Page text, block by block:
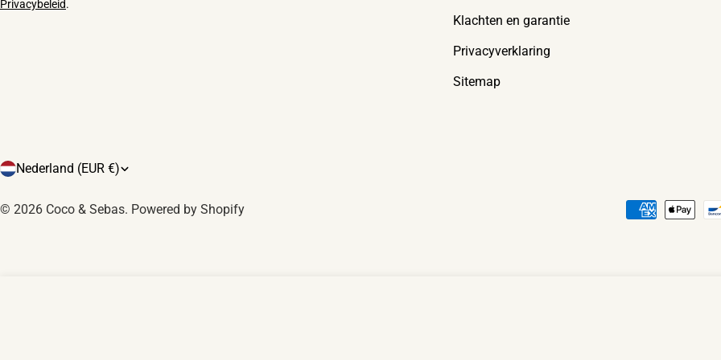
Privacybeleid.
Klachten en garantie
Privacyverklaring
Sitemap
L
a
Nederland (EUR €)
© 2026 Coco & Sebas. Powered by Shopify Betaalmethoden